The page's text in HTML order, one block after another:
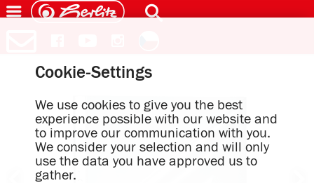
Cookie-Settings
We use cookies to give you the best
experience possible with our website and
to improve our communication with you.
We consider your selection and will only
use the data you have approved us to
gather.